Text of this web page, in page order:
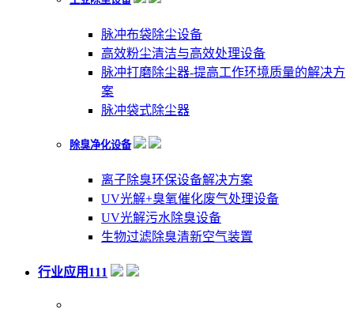
脉冲布袋除尘设备
高效粉尘清洁与高效处理设备
脉冲打磨除尘器-提高工作环境质量的解决方
案
脉冲袋式除尘器
除臭净化设备
离子除臭环保设备解决方案
UV光解+臭氧催化废气处理设备
UV光解污水除臭设备
生物过滤除臭清新空气装置
行业应用111